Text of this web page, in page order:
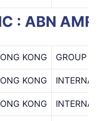
: ABN
KONG GROUP
KONG
KONG